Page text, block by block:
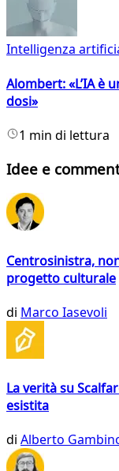
Intelligenza
Alombert: «L’IA è
dosi»
1 min di lettura
Idee e
Centrosinistra,
progetto culturale
di Marco Iasevoli
La verità su
esistita
di Alberto